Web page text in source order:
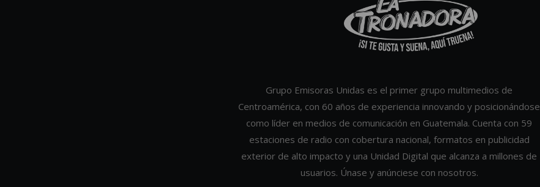
Grupo Emisoras Unidas es el primer grupo multimedios de
Centroamérica, con 60 años de experiencia innovando y posicionándose
como líder en medios de comunicación en Guatemala. Cuenta con 59
estaciones de radio con cobertura nacional, formatos en publicidad
exterior de alto impacto y una Unidad Digital que alcanza a millones de
usuarios. Únase y anúnciese con nosotros.